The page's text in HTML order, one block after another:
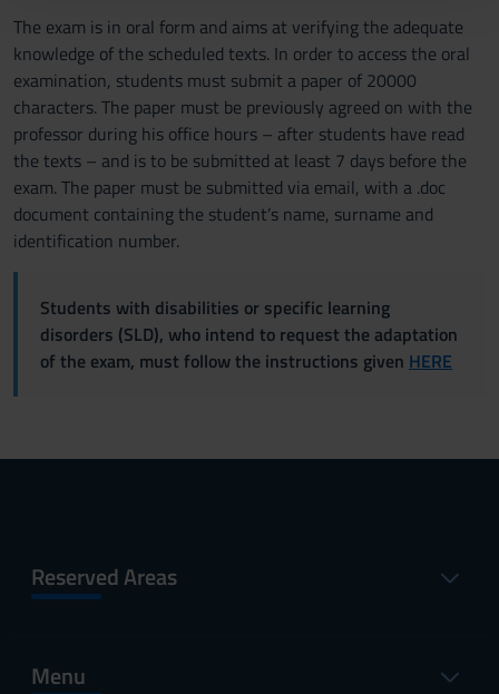
The exam is in oral form and aims at verifying the adequate
knowledge of the scheduled texts. In order to access the oral
examination, students must submit a paper of 20000
characters. The paper must be previously agreed on with the
professor during his office hours – after students have read
the texts – and is to be submitted at least 7 days before the
exam. The paper must be submitted via email, with a .doc
document containing the student’s name, surname and
identification number.
Students with disabilities or specific learning
disorders (SLD), who intend to request the adaptation
of the exam, must follow the instructions given HERE
Reserved Areas
Menu